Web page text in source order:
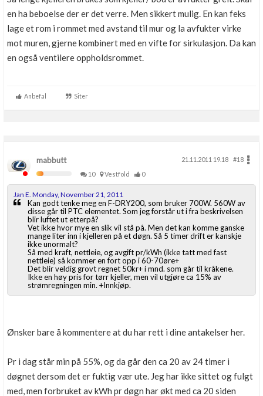
en ha beboelse der er det verre. Men sikkert mulig. En kan feks
lage et rom i rommet med avstand til mur og la avfukter virke
mot muren, gjerne kombinert med en vifte for sirkulasjon. Da kan
en også ventilere oppholdsrommet.
Anbefal Siter
mabbutt 21.11.2011 19.18
#18
10
Vestfold 0
Jan E. Monday, November 21, 2011
Kan godt tenke meg en F-DRY200, som bruker 700W. 560W av
disse går til PTC elementet. Som jeg forstår ut i fra beskrivelsen
blir luftet ut etterpå?
Vet ikke hvor mye en slik vil stå på. Men det kan komme ganske
mange liter inn i kjelleren på et døgn. Så 5 timer drift er kanskje
ikke unormalt?
Så med kraft, nettleie, og avgift pr/kWh (ikke tatt med fast
nettleie) så kommer en fort opp i 60-70øre+
Det blir veldig grovt regnet 50kr+ i mnd. som går til kråkene.
Ikke en høy pris for tørr kjeller, men vil utgjøre ca 15% av
strømregningen min. +Innkjøp.
Ønsker bare å kommentere at du har rett i dine antakelser her.
Pr i dag står min på 55%, og da går den ca 20 av 24 timer i
døgnet dersom det er fuktig vær ute. Jeg har ikke sittet og fulgt
med, men forbruket av kWh pr døgn har økt med ca 20 siden